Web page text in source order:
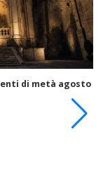
di metà agosto